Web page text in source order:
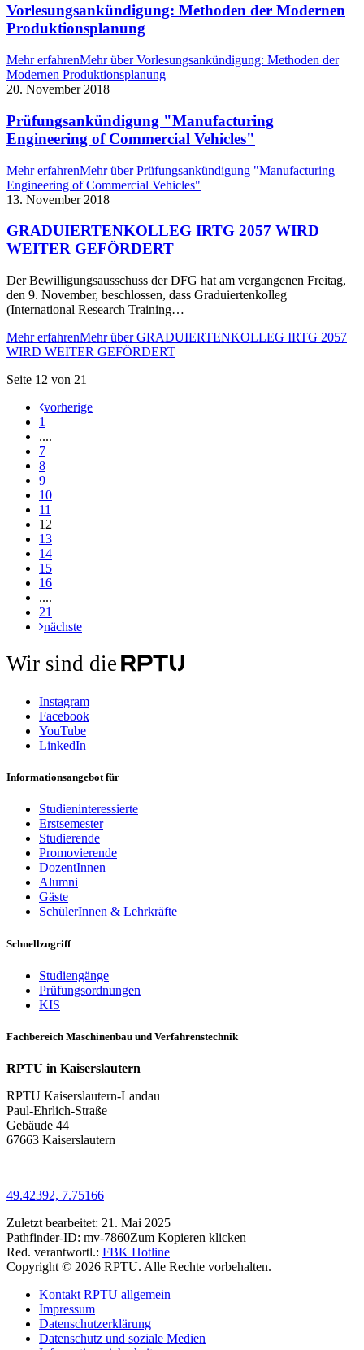
Vorlesungsankündigung: Methoden der Modernen
Produktionsplanung
Mehr erfahrenMehr über Vorlesungsankündigung: Methoden der
Modernen Produktionsplanung
20. November 2018
Prüfungsankündigung "Manufacturing
Engineering of Commercial Vehicles"
Mehr erfahrenMehr über Prüfungsankündigung "Manufacturing
Engineering of Commercial Vehicles"
13. November 2018
GRADUIERTENKOLLEG IRTG 2057 WIRD
WEITER GEFÖRDERT
Der Bewilligungsausschuss der DFG hat am vergangenen Freitag,
den 9. November, beschlossen, dass Graduiertenkolleg
(International Research Training…
Mehr erfahrenMehr über GRADUIERTENKOLLEG IRTG 2057
WIRD WEITER GEFÖRDERT
Seite 12 von 21
vorherige
1
....
7
8
9
10
11
12
13
14
15
16
....
21
nächste
Wir sind die
Instagram
Facebook
YouTube
LinkedIn
Informationsangebot für
Studieninteressierte
Erstsemester
Studierende
Promovierende
DozentInnen
Alumni
Gäste
SchülerInnen & Lehrkräfte
Schnellzugriff
Studiengänge
Prüfungsordnungen
KIS
Fachbereich Maschinenbau und Verfahrenstechnik
RPTU in Kaiserslautern
RPTU Kaiserslautern-Landau
Paul-Ehrlich-Straße
Gebäude 44
67663 Kaiserslautern
49.42392, 7.75166
Zuletzt bearbeitet: 21. Mai 2025
Pathfinder-ID: mv-7860Zum Kopieren klicken
Red. verantwortl.: FBK Hotline
Copyright © 2026 RPTU. Alle Rechte vorbehalten.
Kontakt RPTU allgemein
Impressum
Datenschutzerklärung
Datenschutz und soziale Medien